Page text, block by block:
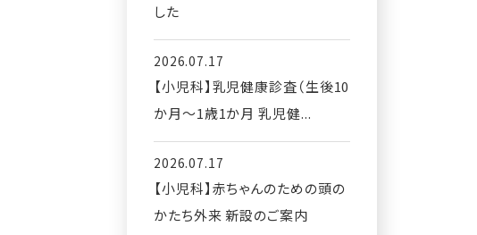
した
2026.07.17
【小児科】乳児健康診査（生後10
か月～1歳1か月 乳児健...
2026.07.17
【小児科】赤ちゃんのための頭の
かたち外来 新設のご案内